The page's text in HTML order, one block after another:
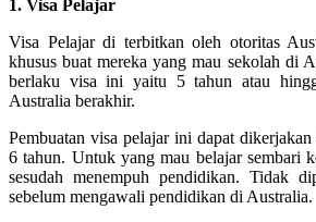
1. Visa Pelajar
Visa Pelajar di terbitkan oleh otoritas
khusus buat mereka yang mau sekolah di
berlaku visa ini yaitu 5 tahun atau
Australia berakhir.
Pembuatan visa pelajar ini dapat
6 tahun. Untuk yang mau belajar sembari
sesudah menempuh pendidikan. Tidak
sebelum mengawali pendidikan di Australia.